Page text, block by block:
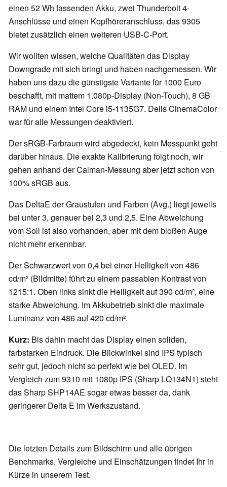
einen 52 Wh fassenden Akku, zwei Thunderbolt 4-
Anschlüsse und einen Kopfhöreranschluss, das 9305
bietet zusätzlich einen weiteren USB-C-Port.
Wir wollten wissen, welche Qualitäten das Display
Downgrade mit sich bringt und haben nachgemessen. Wir
haben uns dazu die günstigste Variante für 1000 Euro
beschafft, mit mattem 1.080p-Display (Non-Touch), 8 GB
RAM und einem Intel Core i5-1135G7. Dells CinemaColor
war für alle Messungen deaktiviert.
Der sRGB-Farbraum wird abgedeckt, kein Messpunkt geht
darüber hinaus. Die exakte Kalibrierung folgt noch, wir
gehen anhand der Calman-Messung aber jetzt schon von
100% sRGB aus.
Das DeltaE der Graustufen und Farben (Avg.) liegt jeweils
bei unter 3, genauer bei 2,3 und 2,5. Eine Abweichung
vom Soll ist also vorhanden, aber mit dem bloßen Auge
nicht mehr erkennbar.
Der Schwarzwert von 0,4 bei einer Helligkeit von 486
cd/m² (Bildmitte) führt zu einem passablen Kontrast von
1215:1. Oben links sinkt die Helligkeit auf 390 cd/m², eine
starke Abweichung. Im Akkubetrieb sinkt die maximale
Luminanz von 486 auf 420 cd/m².
Kurz: Bis dahin macht das Display einen soliden,
farbstarken Eindruck. Die Blickwinkel sind IPS typisch
sehr gut, jedoch nicht so perfekt wie bei OLED. Im
Vergleich zum 9310 mit 1080p IPS (Sharp LQ134N1) steht
das Sharp SHP14AE sogar etwas besser da, dank
geringerer Delta E im Werkszustand.
Die letzten Details zum Bildschirm und alle übrigen
Benchmarks, Vergleiche und Einschätzungen findet Ihr in
Kürze in unserem Test.